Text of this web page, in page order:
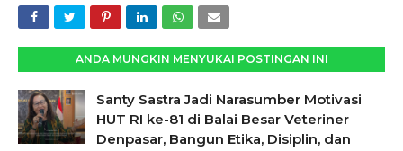
ANDA MUNGKIN MENYUKAI POSTINGAN INI
Santy Sastra Jadi Narasumber Motivasi
HUT RI ke-81 di Balai Besar Veteriner
Denpasar, Bangun Etika, Disiplin, dan